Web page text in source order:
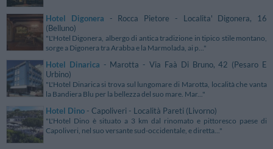
Hotel Digonera - Rocca Pietore - Localita' Digonera, 16
(Belluno)
"L'Hotel Digonera, albergo di antica tradizione in tipico stile montano,
sorge a Digonera tra Arabba e la Marmolada, ai p..."
Hotel Dinarica - Marotta - Via Faà Di Bruno, 42 (Pesaro E
Urbino)
"L'Hotel Dinarica si trova sul lungomare di Marotta, località che vanta
la Bandiera Blu per la bellezza del suo mare. Mar..."
Hotel Dino - Capoliveri - Località Pareti (Livorno)
"L'Hotel Dino è situato a 3 km dal rinomato e pittoresco paese di
Capoliveri, nel suo versante sud-occidentale, e diretta..."